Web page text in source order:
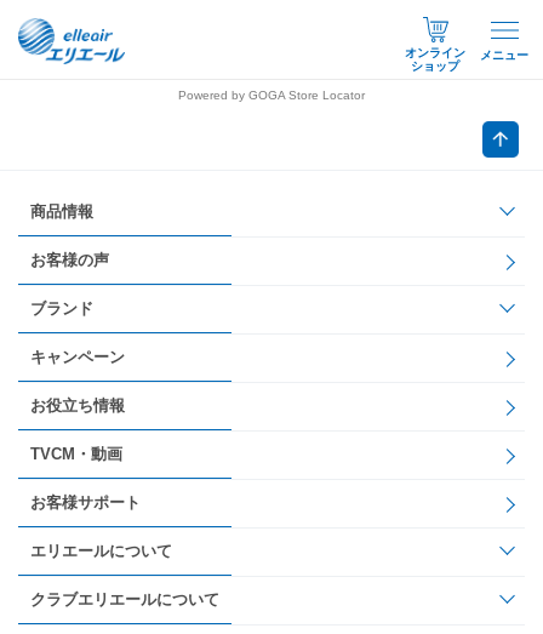
オンライン
ショップ
メニュー
Powered by GOGA Store Locator
商品情報
お客様の声
ブランド
キャンペーン
お役立ち情報
TVCM・動画
お客様サポート
エリエールについて
クラブエリエールについて